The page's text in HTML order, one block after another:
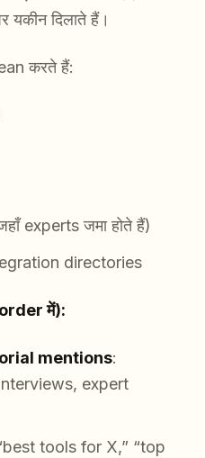
दिलाते हैं।
करते हैं:
experts जमा होते हैं)
directories
में):
mentions:
expert
tools for X,” “top